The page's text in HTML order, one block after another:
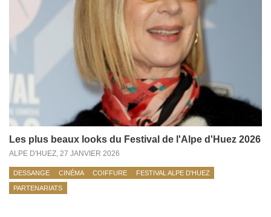
Les plus beaux looks du Festival de l'Alpe d'Huez 2026
ALPE D'HUEZ, 27 JANVIER 2026
DESSANGE CINÉMA COIFFURE FESTIVAL ALPE D'HUEZ
PARTENARIATS